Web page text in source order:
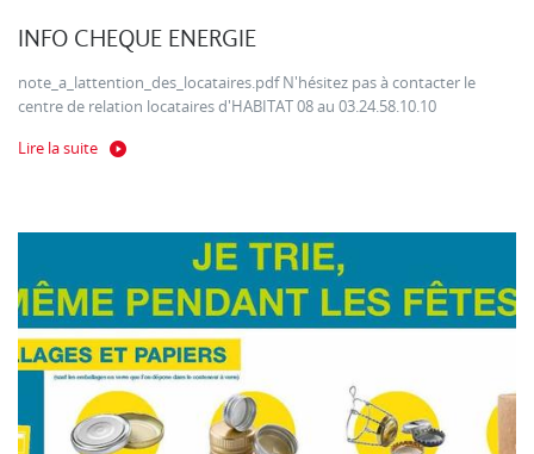
INFO CHEQUE ENERGIE
note_a_lattention_des_locataires.pdf N'hésitez pas à contacter le
centre de relation locataires d'HABITAT 08 au 03.24.58.10.10
Lire la suite